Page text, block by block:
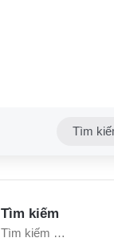
Tìm kiếm
T